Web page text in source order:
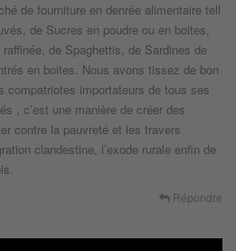
de fourniture en denrée alimentaire tell
de Sucres en poudre ou en boites,
raffinée, de Spaghettis, de Sardines de
en boites. Nous avons tissez de bon
compatriotes importateurs de tous ses
, c’est une manière de créer des
contre la pauvreté et les travers
clandestine, l’exode rurale enfin de
Répondre